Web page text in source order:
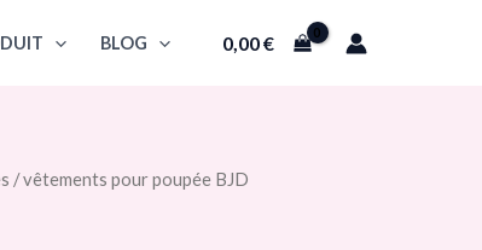
BLOG 0,00€
/ vêtements pour poupée BJD